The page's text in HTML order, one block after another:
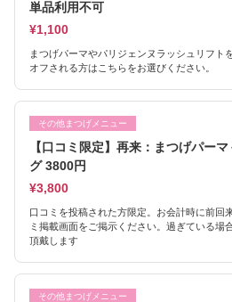
単品利用不可
¥1,100
まつげパーマやパリジェンヌラッシュリフト
オフされる方はこちらをお選びください。
その他まつげメニュー
【口コミ限定】再来：まつげパー
グ 3800円
¥3,800
口コミを投稿された方限定。お会計時に前回
ミ掲載画面をご掲示ください。過ぎている場
頂戴します
その他まつげメニュー